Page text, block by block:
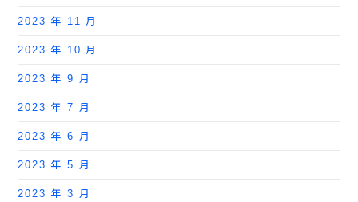
2023 年 11 月
2023 年 10 月
2023 年 9 月
2023 年 7 月
2023 年 6 月
2023 年 5 月
2023 年 3 月